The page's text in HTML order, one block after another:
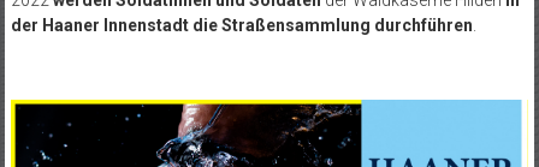
der Haaner Innenstadt die Straßensammlung durchführen